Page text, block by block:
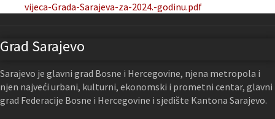
vijeca-Grada-Sarajeva-za-2024.-godinu.pdf
Grad Sarajevo
Sarajevo je glavni grad Bosne i Hercegovine, njena metropola i
njen najveći urbani, kulturni, ekonomski i prometni centar, glavni
grad Federacije Bosne i Hercegovine i sjedište Kantona Sarajevo.